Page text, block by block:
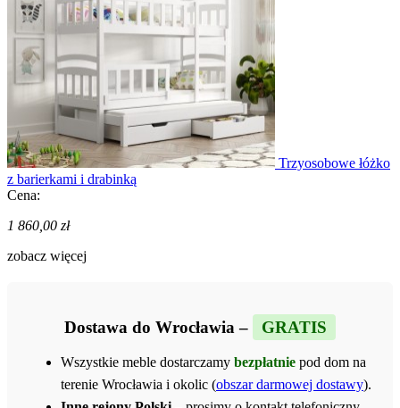
Trzyosobowe łóżko
z barierkami i drabinką
Cena:
1 860,00 zł
zobacz więcej
Dostawa do Wrocławia – GRATIS
Wszystkie meble dostarczamy bezpłatnie pod dom na
terenie Wrocławia i okolic (obszar darmowej dostawy).